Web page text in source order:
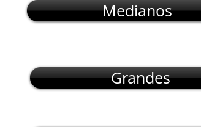
Medianos
Grandes